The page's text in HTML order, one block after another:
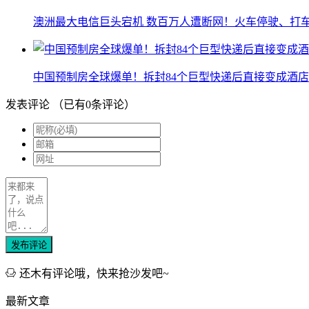
澳洲最大电信巨头宕机 数百万人遭断网！火车停驶、打
中国预制房全球爆单！拆封84个巨型快递后直接变成酒店
发表评论 （已有0条评论）
发布评论
还木有评论哦，快来抢沙发吧~
最新文章